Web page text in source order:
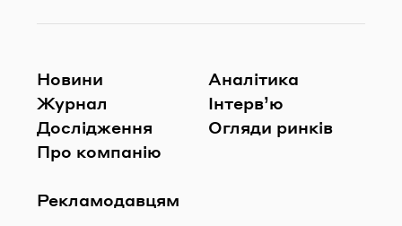
Новини
Журнал
Дослідження
Про компанію
Рекламодавцям
Аналітика
Інтерв’ю
Огляди ринків